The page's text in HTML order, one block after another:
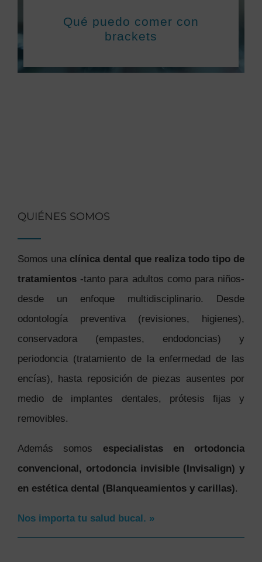
Qué puedo comer con
brackets
QUIÉNES SOMOS
Somos una clínica dental que realiza todo tipo de
tratamientos -tanto para adultos como para niños-
desde un enfoque multidisciplinario. Desde
odontología preventiva (revisiones, higienes),
conservadora (empastes, endodoncias) y
periodoncia (tratamiento de la enfermedad de las
encías), hasta reposición de piezas ausentes por
medio de implantes dentales, prótesis fijas y
removibles.
Además somos especialistas en ortodoncia
convencional, ortodoncia invisible (Invisalign) y
en estética dental (Blanqueamientos y carillas).
Nos importa tu salud bucal. »